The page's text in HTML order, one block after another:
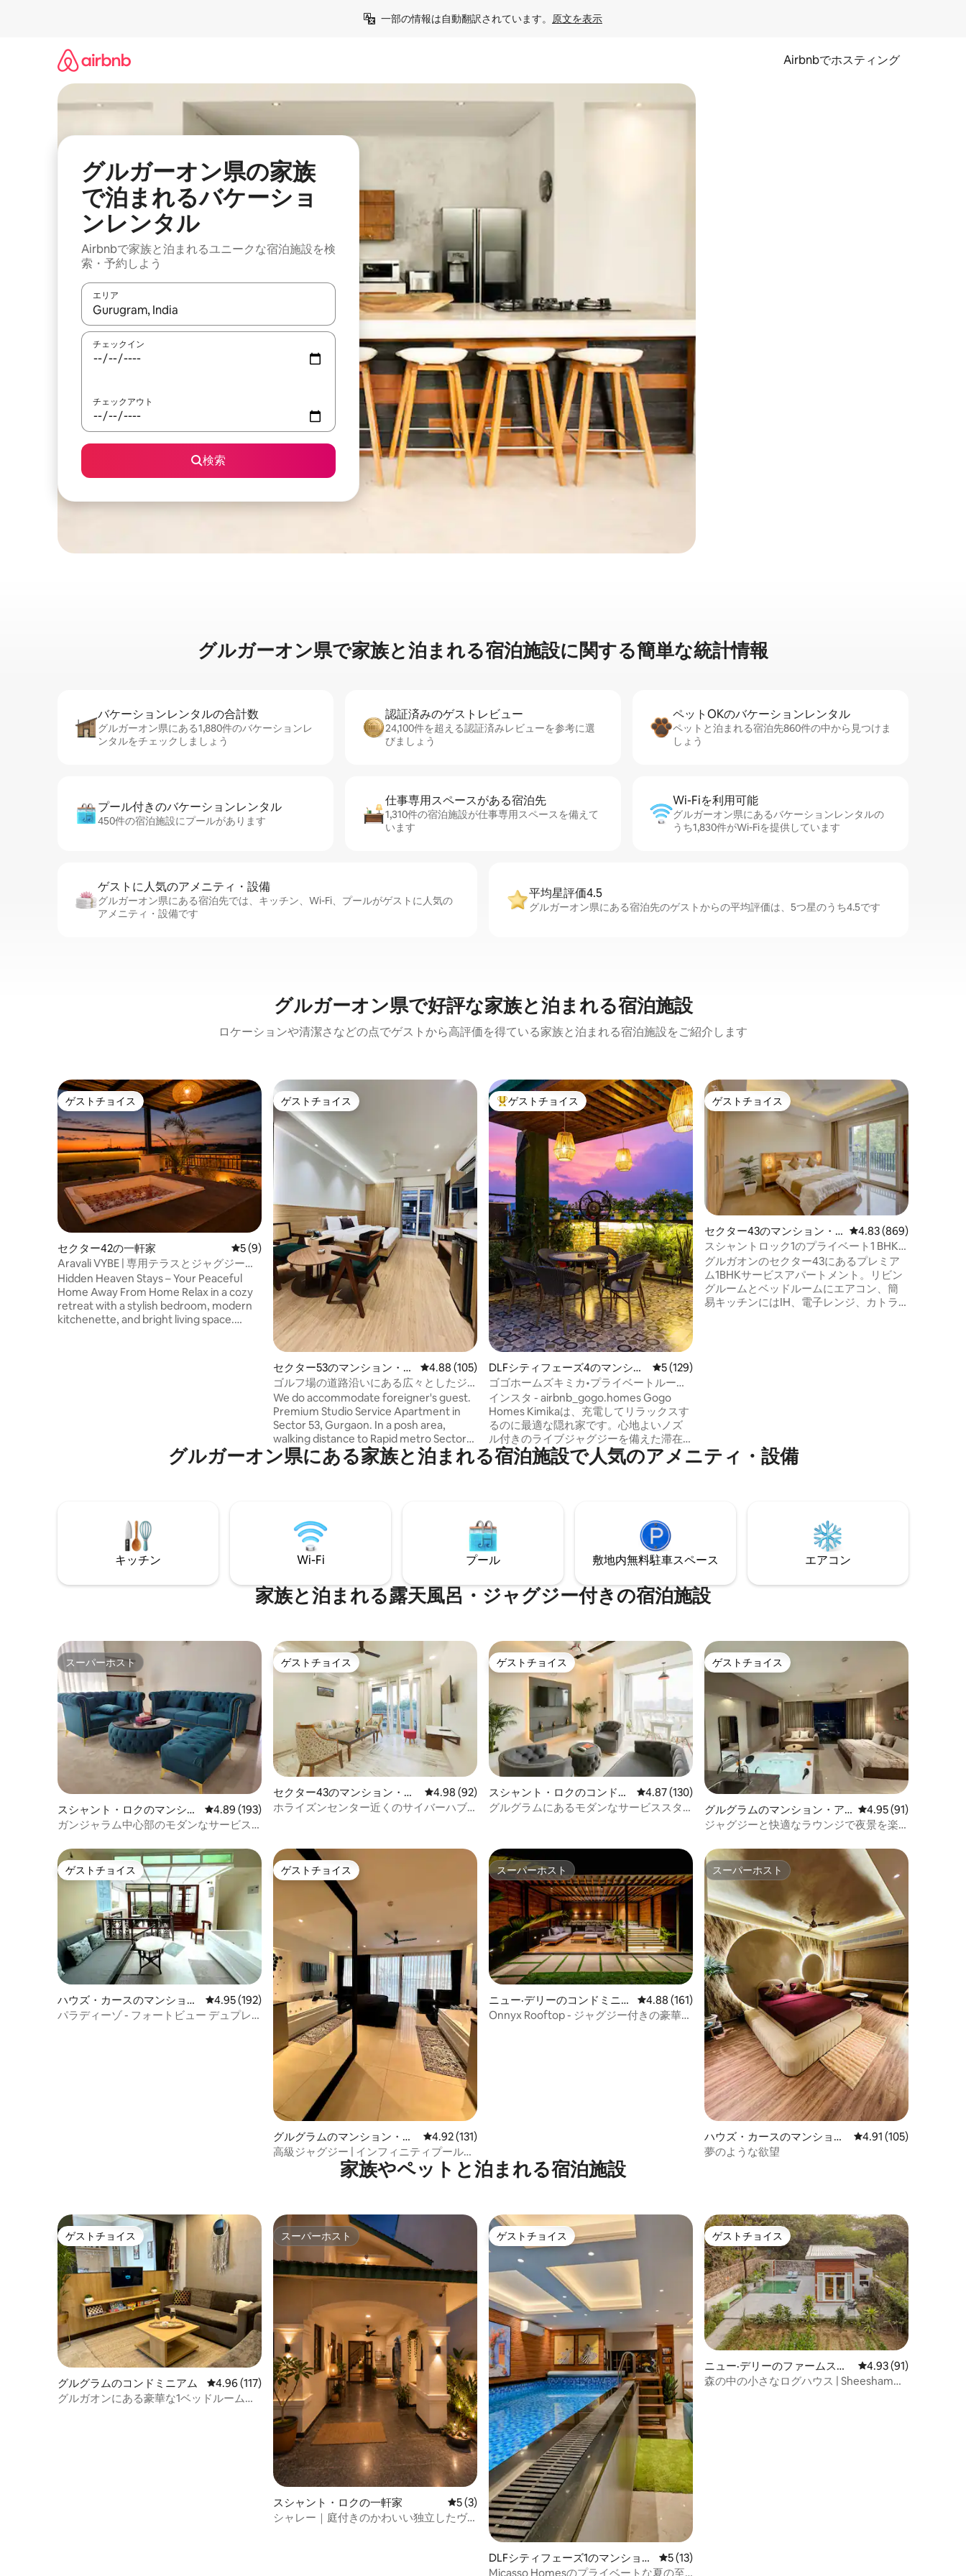
一部の情報は自動翻訳されています。 原文を表示
Airbnbでホスティング
グルガーオン県の家族
で泊まれるバケーショ
ンレンタル
Airbnbで家族と泊まれるユニークな宿泊施設を検
索・予約しよう
エリア
検索結果が表示されたら、上下の矢印キーを使って移動するか、画面をタッチまたはスワイプして検索結果を確認することができます。
チェックイン
チェックアウト
検索
グルガーオン県で家⁠族⁠と泊⁠ま⁠れ⁠る宿⁠泊⁠施⁠設⁠に関⁠す⁠る簡⁠単⁠な統⁠計⁠情⁠報
バケーションレ⁠ン⁠タ⁠ル⁠の合⁠計⁠数
グルガーオン県にある1,880件のバケーションレ
ンタルをチェックしましょう
認証済みのゲ⁠ス⁠ト⁠レ⁠ビ⁠ュ⁠ー
24,100件を超える認証済みレビューを参考に選
びましょう
ペットOKのバ⁠ケ⁠ー⁠シ⁠ョ⁠ンレ⁠ン⁠タ⁠ル
ペットと泊まれる宿泊先860件の中から見つけま
しょう
プール付きのバ⁠ケ⁠ー⁠シ⁠ョ⁠ンレ⁠ン⁠タ⁠ル
450件の宿泊施設にプールがあります
仕事専用ス⁠ペ⁠ー⁠スがあ⁠る宿⁠泊⁠先
1,310件の宿泊施設が仕事専用スペースを備えて
います
Wi-Fiを利⁠用⁠可⁠能
グルガーオン県にあるバケーションレンタルの
うち1,830件がWi-Fiを提供しています
ゲストに人⁠気⁠のア⁠メ⁠ニ⁠テ⁠ィ・設⁠備
グルガーオン県にある宿泊先では、キッチン、Wi-Fi、プールがゲストに人気の
アメニティ・設備です
平均星評価4.5
グルガーオン県にある宿泊先のゲストからの平均評価は、5つ星のうち4.5です
グルガーオン県で好評な家族と泊まれる宿泊施設
ロケーションや清潔さなどの点でゲストから高評価を得ている家族と泊まれる宿泊施設をご紹介します
ゲストチョイス
ゲストチョイス
セクター42の一軒家 レビュー9件、5つ星中5つ星の平均評価
5 (9)
Aravali VYBE | 専用テラスとジャグジー付
きのワンルーム
Hidden Heaven Stays – Your Peaceful
Home Away From Home Relax in a cozy
retreat with a stylish bedroom, modern
kitchenette, and bright living space.
ゲストチョイス
ゲストチョイス
セクター53のマンション・ア
パート
レビュー105件、5つ星中4.88つ星の平均評価
4.88 (105)
ゴルフ場の道路沿いにある広々としたジ
ャグジー付きのワンルーム。
We do accommodate foreigner's guest.
Premium Studio Service Apartment in
Sector 53, Gurgaon. In a posh area,
walking distance to Rapid metro Sector
54 chowk , 2.2 km from Millennium City
Centre Metro & 2.1 km from Fortis
as late checkout will also be the same
with ₹500 added for every 3 hrs
thereafter and guest be above 18 only.
大好評のゲストチョイスです。
ゲストチョイス
DLFシティフェーズ4のマンショ
ン・アパート
レビュー129件、5つ星中5つ星の平均評価
5 (129)
ゴゴホームズキミカ•プライベートルーフ
トップ• PS5•ジャグジー！
インスタ - airbnb_gogo.homes Gogo
Homes Kimikaは、充電してリラックスす
るのに最適な隠れ家です。心地よいノズ
ル付きのライブジャグジーを備えた滞在
をお楽しみください。リラックスするの
に最適です。お風呂につかった後は、テ
しみください。 グルグラムの高級セクタ
ー27にあります！ 記載されている料金は2
名様用です。ただし、スペースは人を招
いて集まるのに十分な広さです！追加の
ゲストには料金がかかります。
ゲストチョイス
ゲストチョイス
セクター43のマンション・
アパート
レビュー869件、5つ星
4.83 (869)
スシャントロック1のプライベート1 BHK
サービスアパートメント
グルガオンのセクター43にあるプレミア
ム1BHKサービスアパートメント。リビン
グルームとベッドルームにエアコン、簡
易キッチンにはIH、電子レンジ、カトラ
グルガーオン県にある家族と泊まれる宿泊施設で人気のアメニティ・設備
キッチン Wi-Fi プール 敷地内無料駐⁠車ス⁠ペ⁠ー⁠ス エアコン
家族と泊まれる露天風呂・ジャグジー付きの宿泊施設
スーパーホスト
スーパーホスト
スシャント・ロクのマンショ
ン・アパート
レビュー193件、5つ星中4.89つ星の平均評価
4.89 (193)
ガンジャラム中心部のモダンなサービス
ゲストチョイス
ゲストチョイス
セクター43のマンション・ア
パート
レビュー92件、5つ星中4.98つ星の平均評価
4.98 (92)
ホライズンセンター近くのサイバーハブ
ゲストチョイス
ゲストチョイス
スシャント・ロクのコンドミ
ニアム
レビュー130件、5つ星中4.87つ星の平均評価
4.87 (130)
グルグラムにあるモダンなサービススタ
ゲストチョイス
ゲストチョイス
グルグラムのマンション・ア
パート
レビュー91件、5つ
4.95 (91)
ジャグジーと快適なラウンジで夜景を楽
ゲストチョイス
ゲストチョイス
ハウズ・カースのマンショ
ン・アパート
レビュー192件、5つ星中4.95つ星の平均評価
4.95 (192)
パラディーゾ - フォートビュー デュプレ
ゲストチョイス
ゲストチョイス
グルグラムのマンション・ア
パート
レビュー131件、5つ星中4.92つ星の平均評価
4.92 (131)
高級ジャグジー | インフィニティプールの
ある黒いワンルーム
スーパーホスト
スーパーホスト
ニュー·デリーのコンドミニア
ム
レビュー161件、5つ星中4.88つ星の平均評価
4.88 (161)
Onnyx Rooftop - ジャグジー付きの豪華な
スーパーホスト
スーパーホスト
ハウズ・カースのマンショ
ン・アパート
レビュー105件、5つ
4.91 (105)
夢のような欲望
家族やペットと泊まれる宿泊施設
ゲストチョイス
ゲストチョイス
グルグラムのコンドミニアム レビュー117件、5つ星中4.96つ星の平均評価
4.96 (117)
グルガオンにある豪華な1ベッドルームの
スーパーホスト
スーパーホスト
スシャント・ロクの一軒家 レビュー3件、5つ星中5つ星の平均評価
5 (3)
シャレー｜庭付きのかわいい独立したヴ
ゲストチョイス
ゲストチョイス
DLFシティフェーズ1のマンショ
ン・アパート
レビュー13件、5つ星中5つ星の平均評価
5 (13)
Micasso Homesのプライベートな夏の至
ゲストチョイス
ゲストチョイス
ニュー·デリーのファームステ
イ
レビュー91件、5つ
4.93 (91)
森の中の小さなログハウス | Sheesham